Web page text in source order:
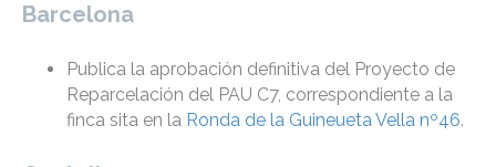
Barcelona
Publica la aprobación definitiva del Proyecto de
Reparcelación del PAU C7, correspondiente a la
finca sita en la Ronda de la Guineueta Vella nº46.